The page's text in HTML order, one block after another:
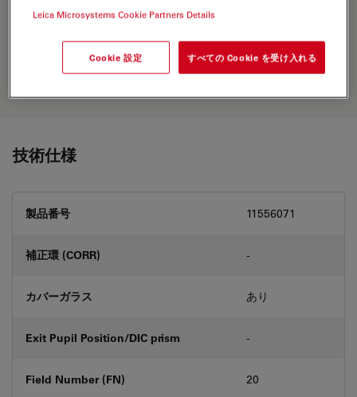
Discover the perfect solution. Explore
our
Objective Finder, compare
alternatives, and find the best fit for
技術仕様
製品番号 11556071
補正環 (CORR) -
カバーガラス あり
Exit Pupil Position/DIC prism -
Field Number (FN) 20
Leica Microsystems Cookie Partners Details
Cookie 設定 すべての Cookie を受け入れる